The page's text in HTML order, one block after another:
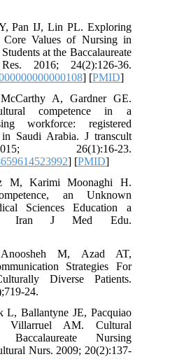
3. Lin CC, Han CY, Pan IJ, Lin PL.
the Perceptions of Core Values of
Taiwanese Nursing Students at the
Level. J Nurs Res. 2016;
[DOI:10.1097/jnr.0000000000000108
4. Almutairi AF, McCarthy A,
Understanding cultural
multicultural nursing workforce:
nurses' experience in Saudi Arabia. J
Nurs. 2015;
[DOI:10.1177/1043659614523992
5. Mousavi Bazaz M, Karimi
Cross-Cultural Competence, an
Necessity in Medical Sciences
Review Article. Iran J
6. Heidari M, Anoosheh M,
Mohannadi E. Communication
Nurses Facing Culturally Diverse
Payesh. 2012; 11(5);719-24.
7. Calvillo E, Clark L, Ballantyne JE,
D, Purnell LD, Villarruel AM.
Competency in Baccalaureate
Education. J transcultural Nurs. 2009;